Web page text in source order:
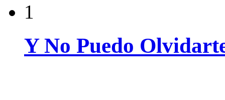
1
Y No Puedo